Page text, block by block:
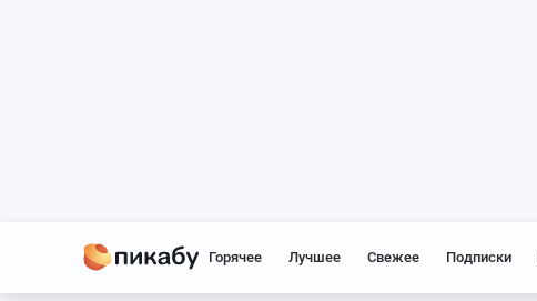
Горячее Лучшее Свежее Подписки